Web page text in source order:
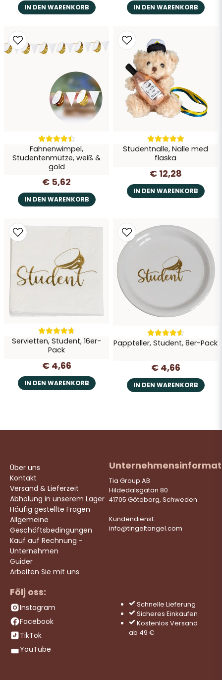
IN DEN WARENKORB IN DEN WARENKORB
Fahnenwimpel,
Studentenmütze, weiß &
gold
€ 5,62
IN DEN WARENKORB
Studentnalle, Nalle med
flaska
€ 12,28
IN DEN WARENKORB
Servietten, Student, 16er-
Pack
€ 4,66
IN DEN WARENKORB
Pappteller, Student, 8er-Pack
€ 4,66
IN DEN WARENKORB
Über uns
Kontakt
Versand & Lieferzeit
Abholung in unserem Lager
Häufig gestellte Fragen
Allgemeine
Geschäftsbedingungen
Kauf auf Rechnung -
Unternehmen
Guider
Arbeiten Sie mit uns
Tia Group AB
Hildedalsgatan 80
41705 Göteborg, Schweden
Kundendienst:
info@tingeltangel.com
Följ oss:
Instagram
Facebook
TikTok
YouTube
Schnelle Lieferung
Sicheres Einkaufen
Kostenlos Versand
ab 49 €